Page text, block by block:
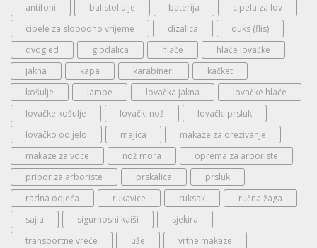
antifoni balistol ulje baterija
cipela za lov
cipele za slobodno vrijeme
dizalica
duks (flis)
dvogled
glodalica hlače
hlače lovačke
jakna
kapa karabineri
kačket
košulje
lampe lovačka jakna
lovačke hlače
lovačke košulje
lovački nož
lovački prsluk
lovačko odijelo
majica
makaze za orezivanje
makaze za voce
nož mora
oprema za arboriste
pribor za arboriste
prskalica
prsluk
radna odjeća
rukavice ruksak
ručna žaga
sajla
sigurnosni kaiši
sjekira
transportne vreće
uže
vrtne makaze